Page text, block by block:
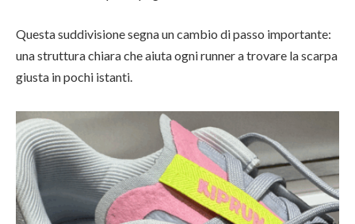
Questa suddivisione segna un cambio di passo importante:
una struttura chiara che aiuta ogni runner a trovare la scarpa
giusta in pochi istanti.